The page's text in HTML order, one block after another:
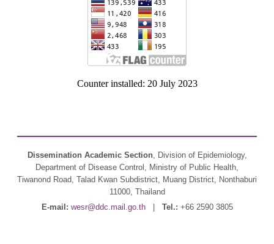
Counter installed: 20 July 2023
Dissemination Academic Section, Division of Epidemiology,
Department of Disease Control, Ministry of Public Health,
Tiwanond Road, Talad Kwan Subdistrict, Muang District, Nonthaburi
11000, Thailand
E-mail: wesr@ddc.mail.go.th| Tel.: +66 2590 3805